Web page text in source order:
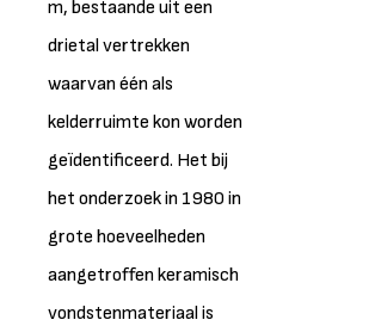
m, bestaande uit een
drietal vertrekken
waarvan één als
kelderruimte kon worden
geïdentificeerd. Het bij
het onderzoek in 1980 in
grote hoeveelheden
aangetroffen keramisch
vondstenmateriaal is